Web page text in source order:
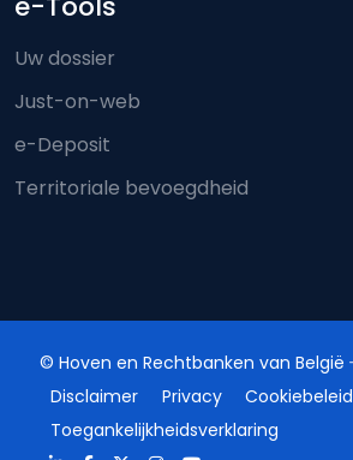
Uw dossier
Just-on-web
e-Deposit
Territoriale bevoegdheid
© Hoven en Rechtbanken van België
Disclaimer
Privacy
Cookiebeleid
Toegankelijkheidsverklaring